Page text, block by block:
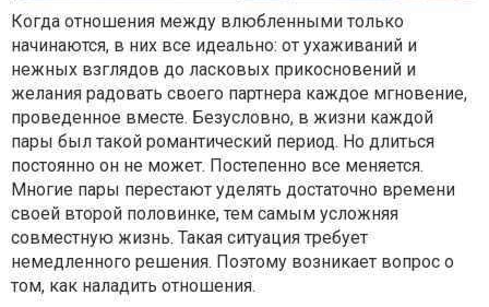
Когда отношения между влюбленными только
начинаются, в них все идеально: от ухаживаний и
нежных взглядов до ласковых прикосновений и
желания радовать своего партнера каждое мгновение,
проведенное вместе. Безусловно, в жизни каждой
пары был такой романтический период. Но длиться
постоянно он не может. Постепенно все меняется.
Многие пары перестают уделять достаточно времени
своей второй половинке, тем самым усложняя
совместную жизнь. Такая ситуация требует
немедленного решения. Поэтому возникает вопрос о
том, как наладить отношения.